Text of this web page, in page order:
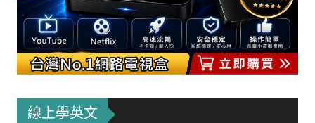
線上學英文